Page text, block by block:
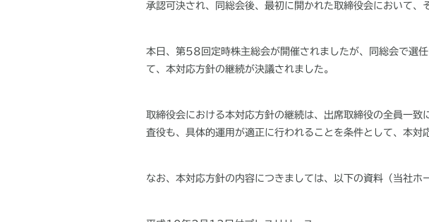
承認可決され、同総会後、最初に開かれた取締役会において、
本日、第58回定時株主総会が開催されましたが、同総会で選
て、本対応方針の継続が決議されました。
取締役会における本対応方針の継続は、出席取締役の全員一
査役も、具体的運用が適正に行われることを条件として、本対
なお、本対応方針の内容につきましては、以下の資料（当社ホ